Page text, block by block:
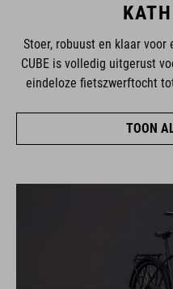
Stoer, robuust en klaar voor
CUBE is volledig uitgerust
eindeloze fietszwerftocht
TOON